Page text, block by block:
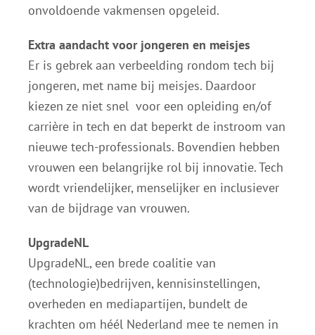
onvoldoende vakmensen opgeleid.
Extra aandacht voor jongeren en meisjes
Er is gebrek aan verbeelding rondom tech bij
jongeren, met name bij meisjes. Daardoor
kiezen ze niet snel voor een opleiding en/of
carrière in tech en dat beperkt de instroom van
nieuwe tech-professionals. Bovendien hebben
vrouwen een belangrijke rol bij innovatie. Tech
wordt vriendelijker, menselijker en inclusiever
van de bijdrage van vrouwen.
UpgradeNL
UpgradeNL, een brede coalitie van
(technologie)bedrijven, kennisinstellingen,
overheden en mediapartijen, bundelt de
krachten om héél Nederland mee te nemen in